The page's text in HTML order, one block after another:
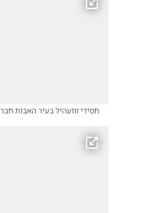
חסידי זוועהיל בעיר האבות